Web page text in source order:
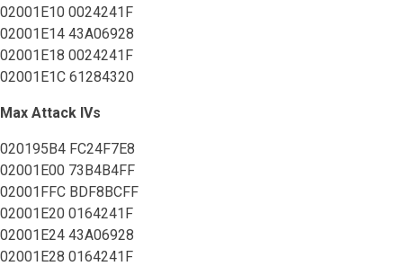
02001E10 0024241F
02001E14 43A06928
02001E18 0024241F
02001E1C 61284320
Max Attack IVs
020195B4 FC24F7E8
02001E00 73B4B4FF
02001FFC BDF8BCFF
02001E20 0164241F
02001E24 43A06928
02001E28 0164241F